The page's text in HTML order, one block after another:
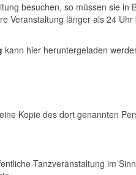
besuchen, so müssen sie in
Veranstaltung länger als 24
kann hier heruntergeladen
Kopie des dort genannten
Tanzveranstaltung im